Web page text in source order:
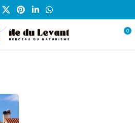
0
APPARTEMENT/